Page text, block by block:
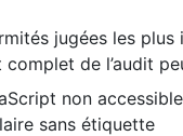
jugées les
complet de l’audit
non
sans étiquette